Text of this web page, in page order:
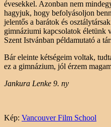
évesekkel. Azonban nem
hagyjuk, hogy befolyásoljon
jelentős a barátok és
gimnáziumi kapcsolatok életünk
Szent Istvánban példamutató a
Bár eleinte kétségeim voltak,
ez a gimnázium, jól érzem
Jankura Lenke 9. ny
Kép: Vancouver Film School